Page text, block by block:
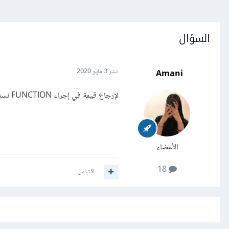
السؤال
Amani
الأعضاء
نشر3 مايو 2020
لإرجاع قيمة في إجراء FUNCTION نستخدم
اقتباس